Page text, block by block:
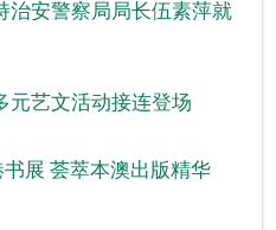
治安警察局局长伍素萍就
元艺文活动接连登场
书展 荟萃本澳出版精华